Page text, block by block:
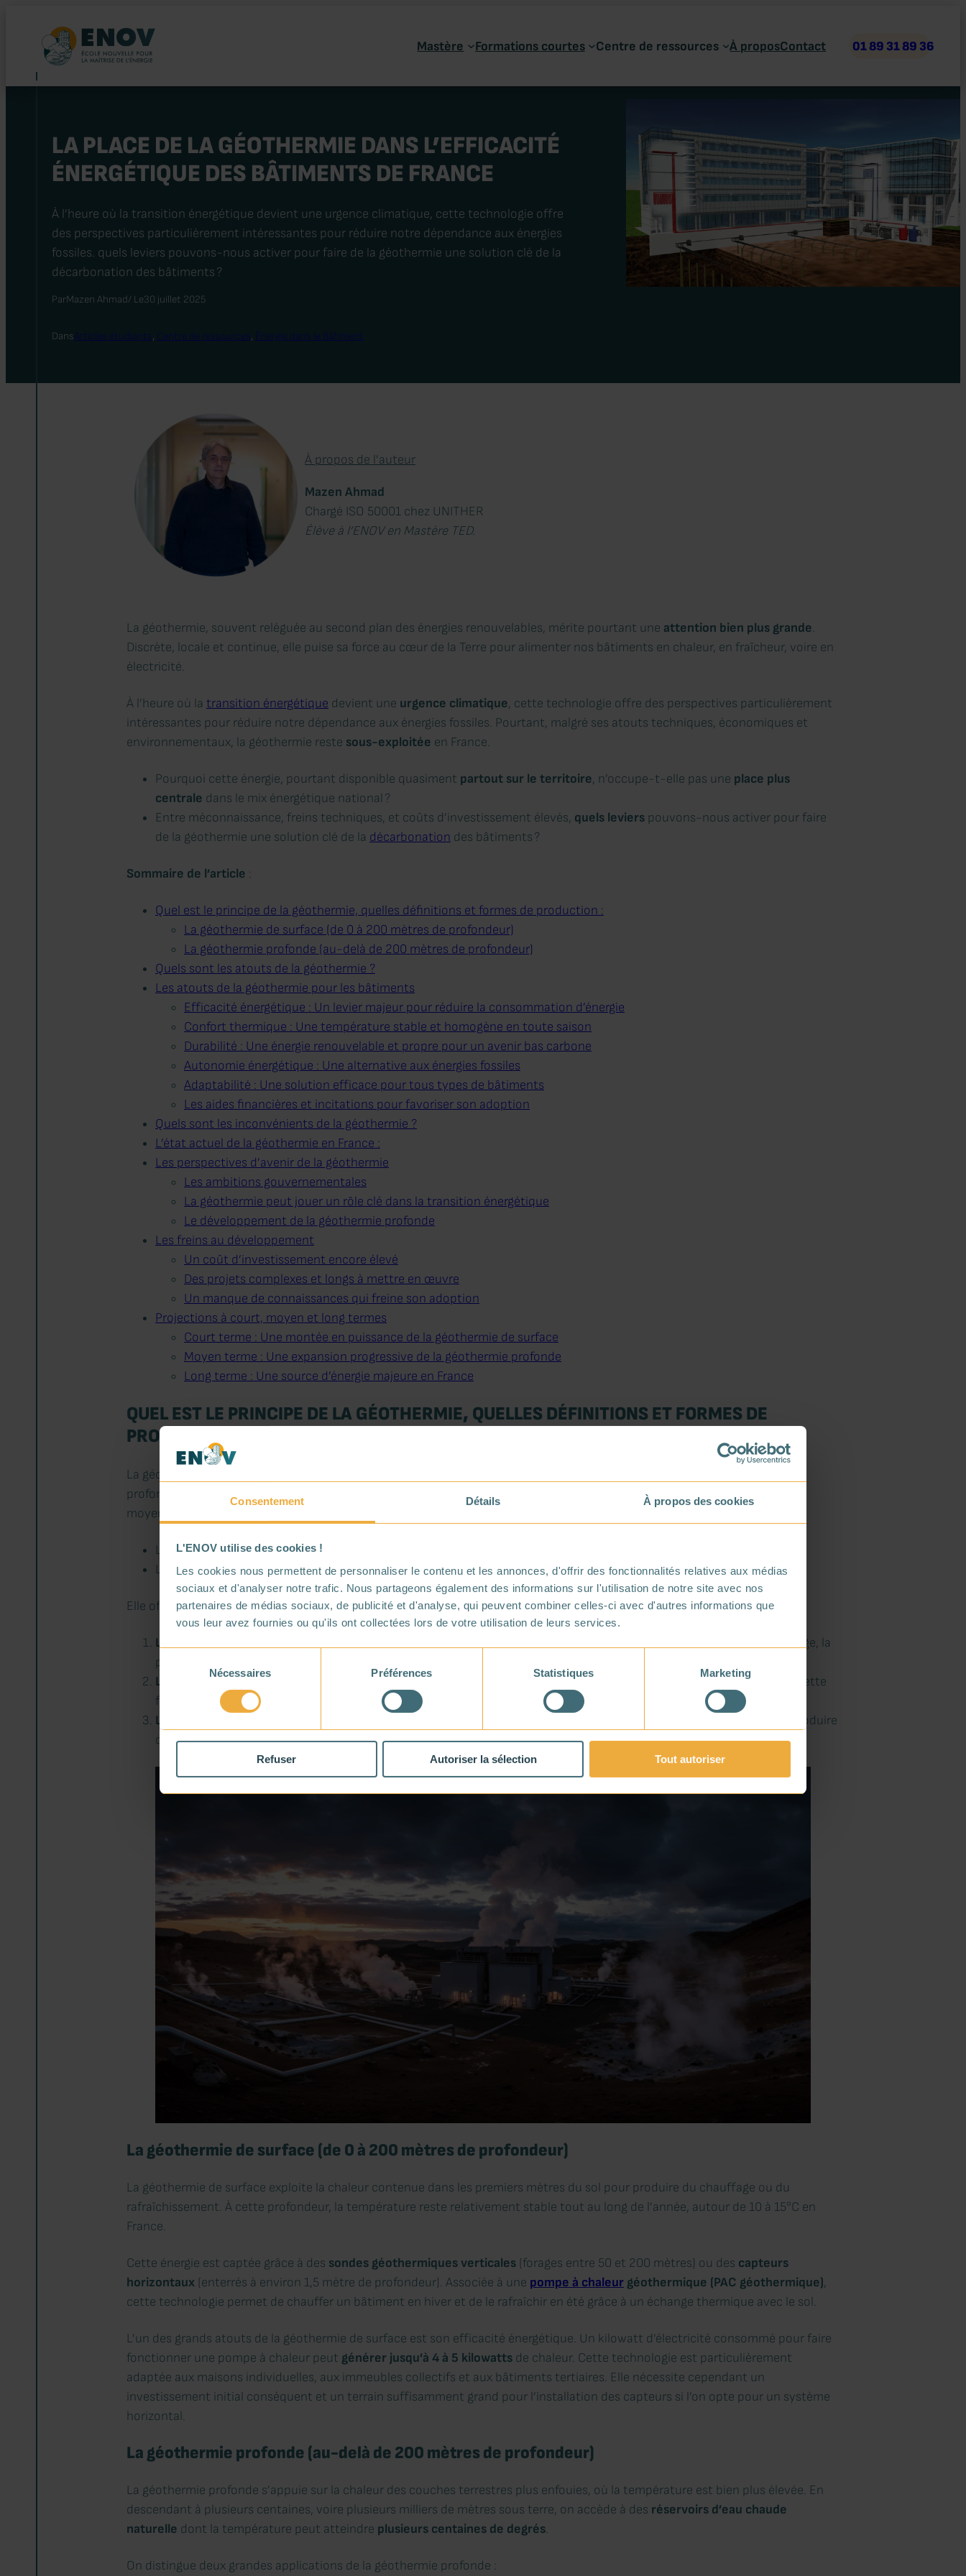
Consentement Détails À propos des cookies
L'ENOV utilise des cookies !
Les cookies nous permettent de personnaliser le contenu et les annonces, d'offrir des fonctionnalités relatives aux médias
sociaux et d'analyser notre trafic. Nous partageons également des informations sur l'utilisation de notre site avec nos
partenaires de médias sociaux, de publicité et d'analyse, qui peuvent combiner celles-ci avec d'autres informations que
vous leur avez fournies ou qu'ils ont collectées lors de votre utilisation de leurs services.
consentement
Nécessaires Préférences Statistiques Marketing
Refuser Autoriser la sélection Tout autoriser
contenu
Mastère Formations courtes Centre de ressources À proposContact 01 89 31 89 36
LA PLACE DE LA GÉOTHERMIE DANS L’EFFICACITÉ
ÉNERGÉTIQUE DES BÂTIMENTS DE FRANCE
À l’heure où la transition énergétique devient une urgence climatique, cette technologie offre
des perspectives particulièrement intéressantes pour réduire notre dépendance aux énergies
fossiles. quels leviers pouvons-nous activer pour faire de la géothermie une solution clé de la
décarbonation des bâtiments ?
ParMazen Ahmad/ Le30 juillet 2025
DansArticles étudiants, Centre de ressources, Énergie dans le Bâtiment
À propos de l’auteur
Mazen Ahmad
Chargé ISO 50001 chez UNITHER
Élève à l’ENOV en Mastère TED.
La géothermie, souvent reléguée au second plan des énergies renouvelables, mérite pourtant une attention bien plus grande.
Discrète, locale et continue, elle puise sa force au cœur de la Terre pour alimenter nos bâtiments en chaleur, en fraîcheur, voire en
électricité.
À l’heure où la transition énergétique devient une urgence climatique, cette technologie offre des perspectives particulièrement
intéressantes pour réduire notre dépendance aux énergies fossiles. Pourtant, malgré ses atouts techniques, économiques et
environnementaux, la géothermie reste sous-exploitée en France.
Pourquoi cette énergie, pourtant disponible quasiment partout sur le territoire, n’occupe-t-elle pas une place plus
centrale dans le mix énergétique national ?
Entre méconnaissance, freins techniques, et coûts d’investissement élevés, quels leviers pouvons-nous activer pour faire
de la géothermie une solution clé de la décarbonation des bâtiments ?
Sommaire de l’article :
Quel est le principe de la géothermie, quelles définitions et formes de production :
La géothermie de surface (de 0 à 200 mètres de profondeur)
La géothermie profonde (au-delà de 200 mètres de profondeur)
Quels sont les atouts de la géothermie ?
Les atouts de la géothermie pour les bâtiments
Efficacité énergétique : Un levier majeur pour réduire la consommation d’énergie
Confort thermique : Une température stable et homogène en toute saison
Durabilité : Une énergie renouvelable et propre pour un avenir bas carbone
Autonomie énergétique : Une alternative aux énergies fossiles
Adaptabilité : Une solution efficace pour tous types de bâtiments
Les aides financières et incitations pour favoriser son adoption
Quels sont les inconvénients de la géothermie ?
L’état actuel de la géothermie en France :
Les perspectives d’avenir de la géothermie
Les ambitions gouvernementales
La géothermie peut jouer un rôle clé dans la transition énergétique
Le développement de la géothermie profonde
Les freins au développement
Un coût d’investissement encore élevé
Des projets complexes et longs à mettre en œuvre
Un manque de connaissances qui freine son adoption
Projections à court, moyen et long termes
Court terme : Une montée en puissance de la géothermie de surface
Moyen terme : Une expansion progressive de la géothermie profonde
Long terme : Une source d’énergie majeure en France
QUEL EST LE PRINCIPE DE LA GÉOTHERMIE, QUELLES DÉFINITIONS ET FORMES DE
PRODUCTION :
La géothermie consiste à capter l’énergie disponible sous la surface de la Terre. Sur les premières centaines de mètres de
profondeur, on observe une élévation de la température du sous-sol avec une profondeur, d’environ 3 °C par 100 mètres en
moyenne. On distingue :
La géothermie desurface(de 0 à 200 mètres de profondeur)
La géothermie profonde(au-delà de 200 mètres de profondeur).
Elle offre un réservoir énergétique immense et un panel de solutions durables répondant à des besoins variés :
La production de chaleur
: La chaleur du sous-sol est captée et valorisée directement ou via une PAC (pour le chauffage, la
production de l’ECS, des procédés industriels ou agricoles.
La production de froid
: En été, la température du sous-sol à faible profondeur est inférieure à celle de l’air extérieur. Cette
fraîcheur peut être récupérée et utilisée directement.
La production d’électricité
: Les ressources géothermiques à des températures supérieures à 110 °C permettent de produire
de l’électricité, pouvant être couplée avec de la production de chaleur (cogénération).
La géothermie de surface (de 0 à 200 mètres de profondeur)
La géothermie de surface exploite la chaleur contenue dans les premiers mètres du sol pour produire du chauffage ou du
rafraîchissement. À cette profondeur, la température reste relativement stable tout au long de l’année, autour de 10 à 15°C en
France.
Cette énergie est captée grâce à des sondes géothermiques verticales (forages entre 50 et 200 mètres) ou des capteurs
horizontaux (enterrés à environ 1,5 mètre de profondeur). Associée à une pompe à chaleur géothermique (PAC géothermique),
cette technologie permet de chauffer un bâtiment en hiver et de le rafraîchir en été grâce à un échange thermique avec le sol.
L’un des grands atouts de la géothermie de surface est son efficacité énergétique. Un kilowatt d’électricité consommé pour faire
fonctionner une pompe à chaleur peut générer jusqu’à 4 à 5 kilowatts de chaleur. Cette technologie est particulièrement
adaptée aux maisons individuelles, aux immeubles collectifs et aux bâtiments tertiaires. Elle nécessite cependant un
investissement initial conséquent et un terrain suffisamment grand pour l’installation des capteurs si l’on opte pour un système
horizontal.
La géothermie profonde (au-delà de 200 mètres de profondeur)
La géothermie profonde s’appuie sur la chaleur des couches terrestres plus enfouies, où la température est bien plus élevée. En
descendant à plusieurs centaines, voire plusieurs milliers de mètres sous terre, on accède à des réservoirs d’eau chaude
naturelle dont la température peut atteindre plusieurs centaines de degrés.
On distingue deux grandes applications de la géothermie profonde :